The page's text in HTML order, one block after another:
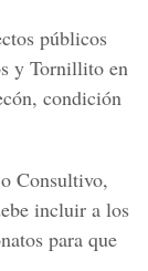
públicos
y Tornillito en
condición
Consultivo,
incluir a los
para que